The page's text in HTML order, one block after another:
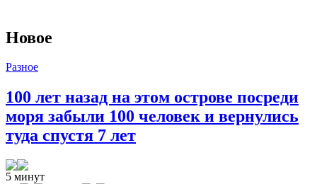
Новое
Разное
100 лет назад на этом острове посреди
моря забыли 100 человек и вернулись
туда спустя 7 лет
5 минут